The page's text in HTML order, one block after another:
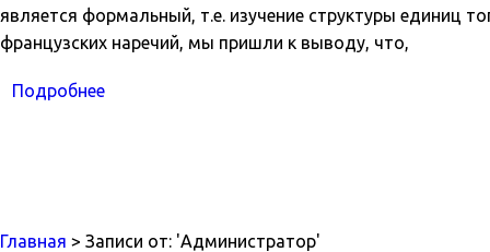
является формальный, т.е. изучение структуры единиц
французских наречий, мы пришли к выводу, что,
Подробнее
Главная > Записи от: 'Администратор'